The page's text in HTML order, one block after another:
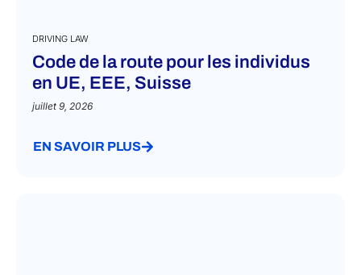
DRIVING LAW
Code de la route pour les individus
en UE, EEE, Suisse
juillet 9, 2026
EN SAVOIR PLUS